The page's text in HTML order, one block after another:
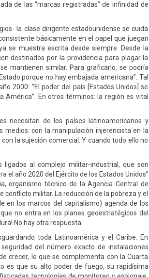
de las “marcas registradas” de infinidad de
la clase dirigente estadounidense se cuida
básicamente en el papel que juegan
se muestra escrita desde siempre. Desde la
destinados por la providencia para plagar la
mantienen similar. Para graficarlo, se podría
porque no hay embajada americana”. Tal
2000: “El poder del país [Estados Unidos] se
En otros términos: la región es vital
necesitan de los países latinoamericanos y
medios: con la manipulación injerencista en la
la sujeción comercial. Y cuando todo ello no
al complejo militar-industrial, que son
el año 2020 del Ejército de los Estados Unidos”
organismo técnico de la Agencia Central de
militar. La reducción de la pobreza y el
en los marcos del capitalismo) agenda de los
no entra en los planes geoestratégicos del
No hay otra respuesta.
toda Latinoamérica y el Caribe. En
del número exacto de instalaciones
crecer, lo que se complementa con la Cuarta
es que su alto poder de fuego, su rapidísima